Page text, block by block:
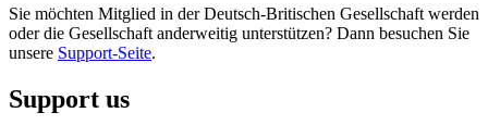
Sie möchten Mitglied in der Deutsch-Britischen Gesellschaft werden
oder die Gesellschaft anderweitig unterstützen? Dann besuchen Sie
unsere Support-Seite.
Support us